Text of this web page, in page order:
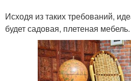
Исходя из таких требований,
будет садовая, плетеная мебель.